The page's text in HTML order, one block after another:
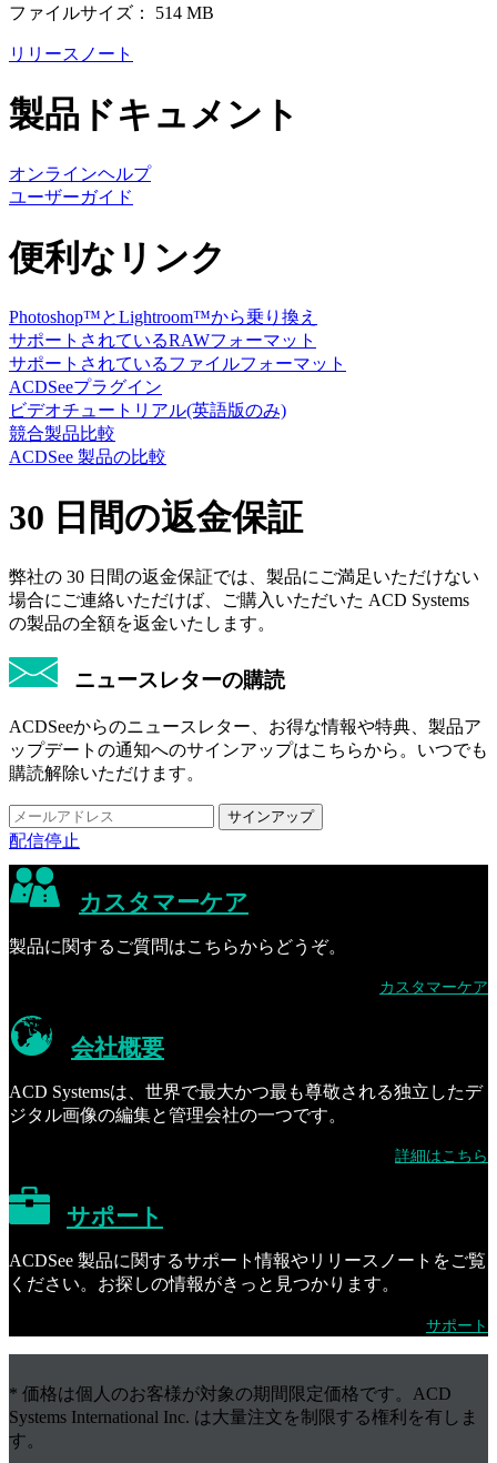
ファイルサイズ： 514 MB
リリースノート
製品ドキュメント
オンラインヘルプ
ユーザーガイド
便利なリンク
Photoshop™とLightroom™から乗り換え
サポートされているRAWフォーマット
サポートされているファイルフォーマット
ACDSeeプラグイン
ビデオチュートリアル(英語版のみ)
競合製品比較
ACDSee 製品の比較
30 日間の返金保証
弊社の 30 日間の返金保証では、製品にご満足いただけない
場合にご連絡いただけば、ご購入いただいた ACD Systems
の製品の全額を返金いたします。
ニュースレターの購読
ACDSeeからのニュースレター、お得な情報や特典、製品ア
ップデートの通知へのサインアップはこちらから。いつでも
購読解除いただけます。
配信停止
カスタマーケア
製品に関するご質問はこちらからどうぞ。
カスタマーケア
会社概要
ACD Systemsは、世界で最大かつ最も尊敬される独立したデ
ジタル画像の編集と管理会社の一つです。
詳細はこちら
サポート
ACDSee 製品に関するサポート情報やリリースノートをご覧
ください。お探しの情報がきっと見つかります。
サポート
* 価格は個人のお客様が対象の期間限定価格です。ACD
Systems International Inc. は大量注文を制限する権利を有しま
す。